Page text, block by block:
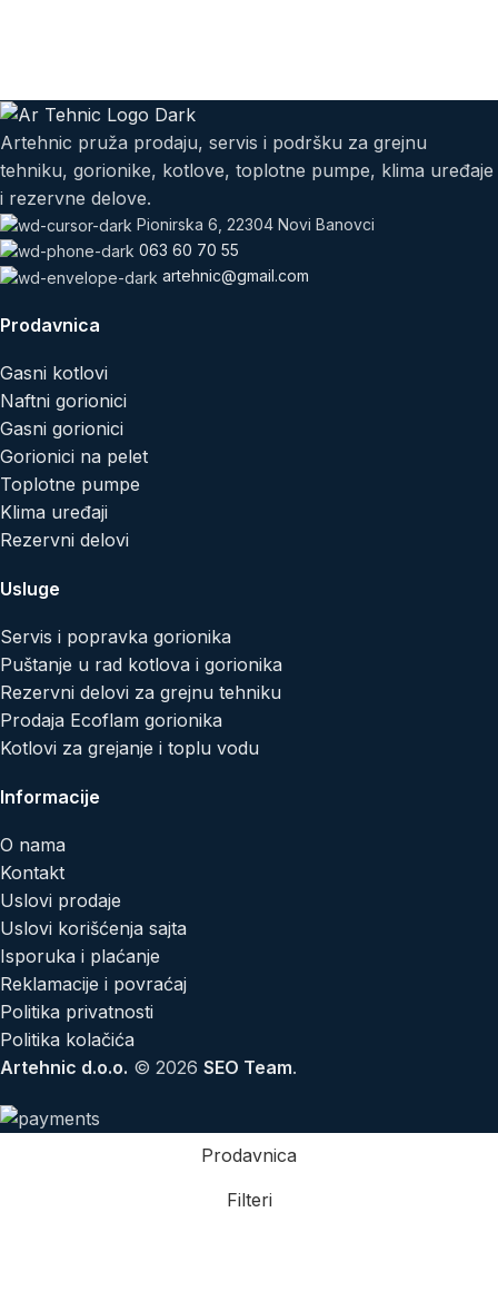
Artehnic pruža prodaju, servis i podršku za grejnu
tehniku, gorionike, kotlove, toplotne pumpe, klima uređaje
i rezervne delove.
Pionirska 6, 22304 Novi Banovci
063 60 70 55
artehnic@gmail.com
Prodavnica
Gasni kotlovi
Naftni gorionici
Gasni gorionici
Gorionici na pelet
Toplotne pumpe
Klima uređaji
Rezervni delovi
Usluge
Servis i popravka gorionika
Puštanje u rad kotlova i gorionika
Rezervni delovi za grejnu tehniku
Prodaja Ecoflam gorionika
Kotlovi za grejanje i toplu vodu
Informacije
O nama
Kontakt
Uslovi prodaje
Uslovi korišćenja sajta
Isporuka i plaćanje
Reklamacije i povraćaj
Politika privatnosti
Politika kolačića
Artehnic d.o.o. © 2026 SEO Team.
Prodavnica
Filteri